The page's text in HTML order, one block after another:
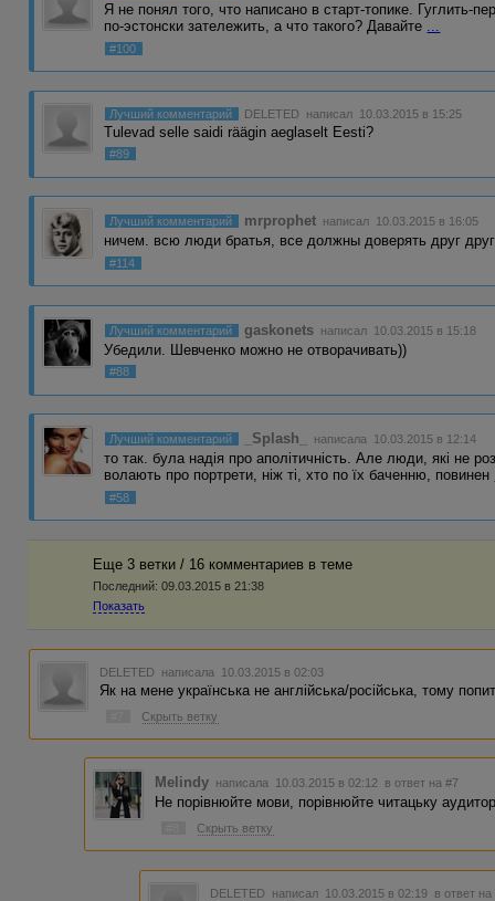
Я не понял того, что написано в старт-топике. Гуглить-
по-эстонски затележить, а что такого? Давайте ...
#100
Лучший комментарий DELETED написал 10.03.2015 в 15:25
Tulevad selle saidi räägin aeglaselt Eesti?
#89
Лучший комментарий mrprophet написал 10.03.2015 в 16:05
ничем. всю люди братья, все должны доверять друг
#114
Лучший комментарий gaskonets написал 10.03.2015 в 15:18
Убедили. Шевченко можно не отворачивать))
#88
Лучший комментарий _Splash_ написала 10.03.2015 в 12:14
то так. була надiя про аполiтичнiсть. Але люди, якi не
волають про портрети, нiж тi, хто по їх баченню, повинен
#58
Еще 3 ветки / 16 комментариев в темe
Последний: 09.03.2015 в 21:38
Показать
DELETED написала 10.03.2015 в 02:03
Як на мене українська не англійська/російська, тому
Скрыть ветку
Melindy написала 10.03.2015 в 02:12 в ответ на #7
Не порiвнюйте мови, порiвнюйте читацьку
Скрыть ветку
DELETED написал 10.03.2015 в 02:19 в ответ на